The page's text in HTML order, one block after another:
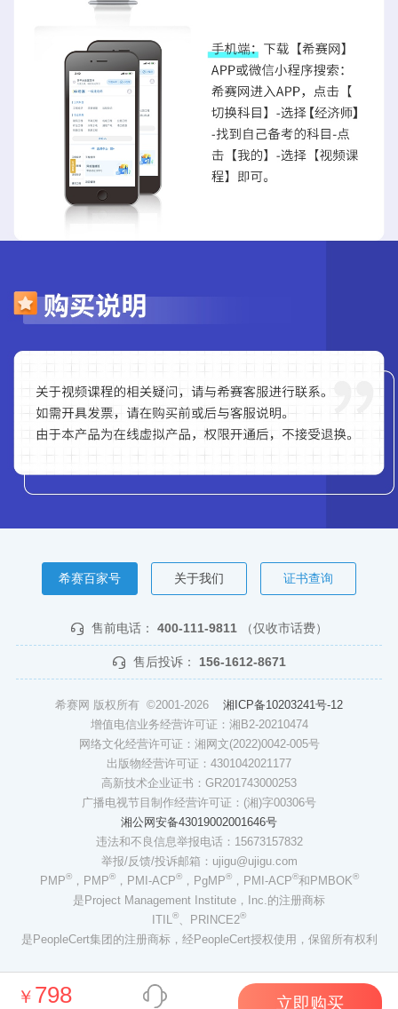
￥ 798 立即购买
希赛百家号 关于我们 证书查询
售前电话： 400-111-9811 （仅收市话费）
售后投诉： 156-1612-8671
希赛网 版权所有 ©2001-2026 湘ICP备10203241号-12
增值电信业务经营许可证：湘B2-20210474
网络文化经营许可证：湘网文(2022)0042-005号
出版物经营许可证：4301042021177
高新技术企业证书：GR201743000253
广播电视节目制作经营许可证：(湘)字00306号
湘公网安备43019002001646号
违法和不良信息举报电话：15673157832
举报/反馈/投诉邮箱：ujigu@ujigu.com
PMP®，PMP®，PMI-ACP®，PgMP®，PMI-ACP®和PMBOK®
是Project Management Institute，Inc.的注册商标
ITIL
® 、PRINCE2®
是PeopleCert集团的注册商标，经PeopleCert授权使用，保留所有权利